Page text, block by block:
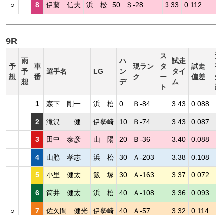
○ 8 伊藤 信夫 浜 松 50 Ｓ-28 3.33 0.112
9R
予
想
雨
予
想
車
番
選手名 LG
ハ
ン
デ
現ラン
ク
ス
タ
ー
ト
試走
タイ
ム
試走
偏差
選
手
短
評
1 森下 剛一 浜 松 0 Ｂ-84 3.43 0.088
2 滝沢 健 伊勢崎 10 Ｂ-74 3.43 0.087
3 田中 泰彦 山 陽 20 Ｂ-36 3.40 0.088
4 山脇 孝志 浜 松 30 Ａ-203 3.38 0.108
5 小里 健太 飯 塚 30 Ａ-163 3.37 0.072
6 筒井 健太 浜 松 40 Ａ-108 3.36 0.093
○ 7 佐久間 健光 伊勢崎 40 Ａ-57 3.32 0.114